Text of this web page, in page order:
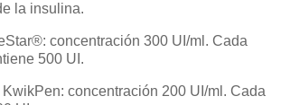
la insulina.
concentración 300 UI/ml. Cada
500 UI.
concentración 200 UI/ml. Cada